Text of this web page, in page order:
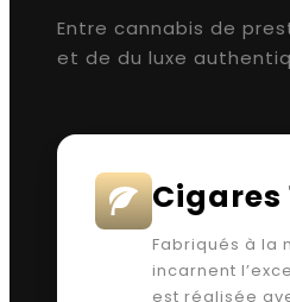
Entre cannabis de
et de du luxe
Cigares
Fabriqués à la
incarnent
est réalisée